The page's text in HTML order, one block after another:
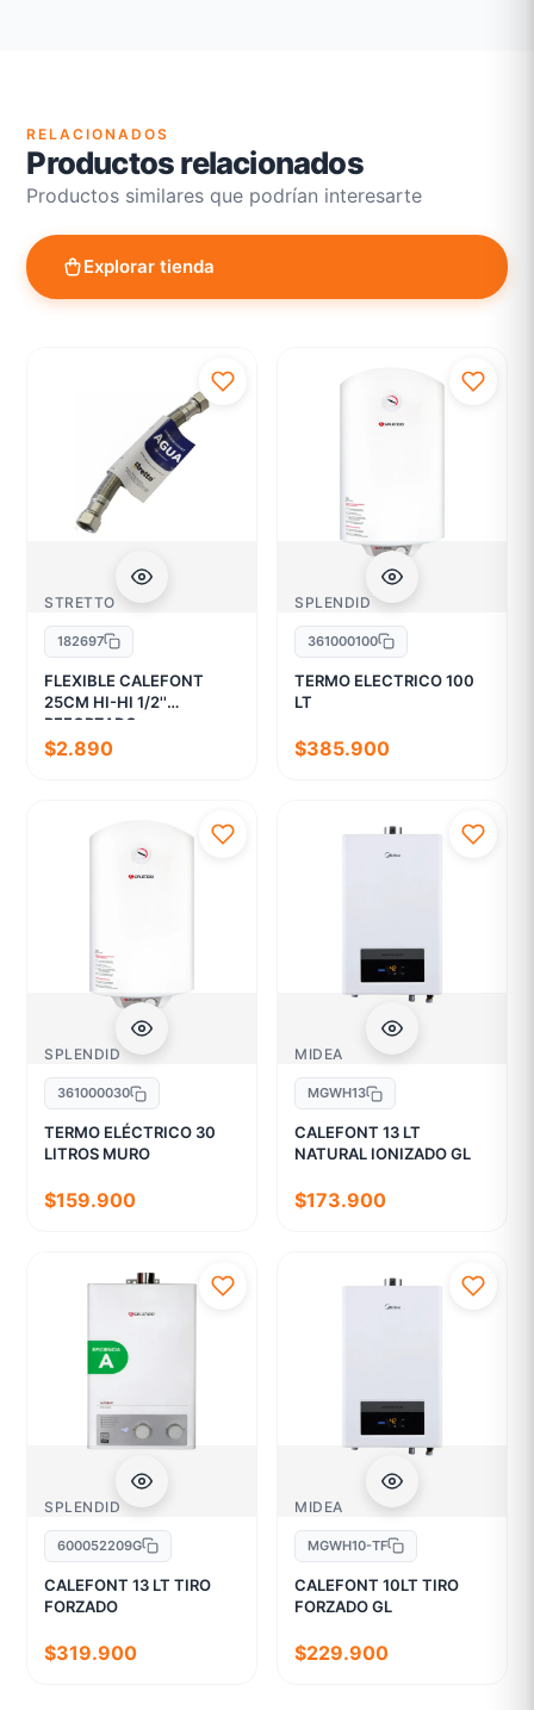
RELACIONADOS
Productos relacionados
Productos similares que podrían interesarte
Explorar tienda
STRETTO
182697
FLEXIBLE CALEFONT
25CM HI-HI 1/2''
REFORZADO
$2.890
SPLENDID
361000100
TERMO ELECTRICO 100
LT
$385.900
SPLENDID
361000030
TERMO ELÉCTRICO 30
LITROS MURO
$159.900
MIDEA
MGWH13
CALEFONT 13 LT
NATURAL IONIZADO GL
$173.900
SPLENDID
600052209G
CALEFONT 13 LT TIRO
FORZADO
$319.900
MIDEA
MGWH10-TF
CALEFONT 10LT TIRO
FORZADO GL
$229.900